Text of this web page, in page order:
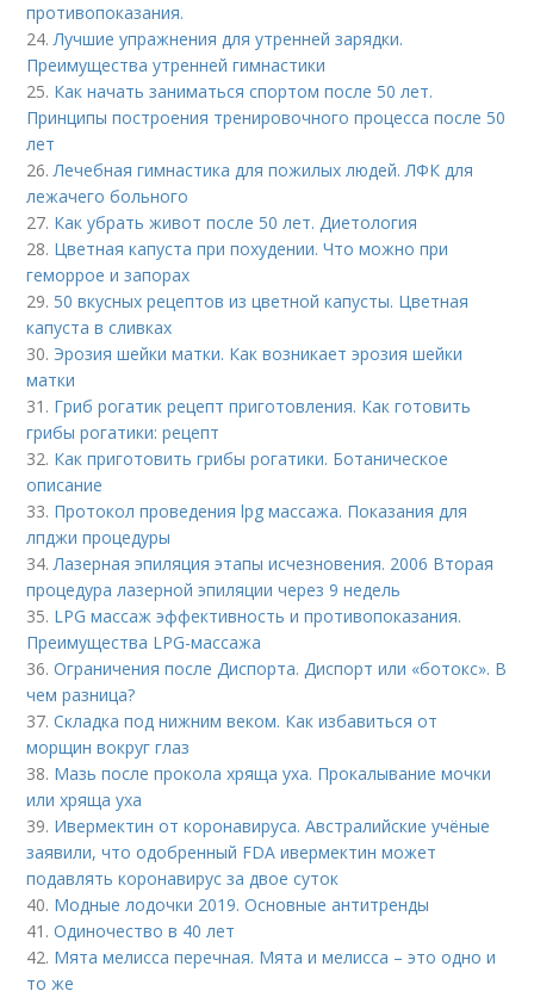
противопоказания.
24.Лучшие упражнения для утренней зарядки.
Преимущества утренней гимнастики
25. Как начать заниматься спортом после 50 лет.
Принципы построения тренировочного процесса после 50
лет
26.Лечебная гимнастика для пожилых людей. ЛФК для
лежачего больного
27. Как убрать живот после 50 лет. Диетология
28. Цветная капуста при похудении. Что можно при
геморрое и запорах
29. 50 вкусных рецептов из цветной капусты. Цветная
капуста в сливках
30. Эрозия шейки матки. Как возникает эрозия шейки
матки
31. Гриб рогатик рецепт приготовления. Как готовить
грибы рогатики: рецепт
32. Как приготовить грибы рогатики. Ботаническое
описание
33. Протокол проведения lpg массажа. Показания для
лпджи процедуры
34.Лазерная эпиляция этапы исчезновения. 2006 Вторая
процедура лазерной эпиляции через 9 недель
35. LPG массаж эффективность и противопоказания.
Преимущества LPG-массажа
36.Ограничения после Диспорта. Диспорт или «ботокс». В
чем разница?
37.Складка под нижним веком. Как избавиться от
морщин вокруг глаз
38. Мазь после прокола хряща уха. Прокалывание мочки
или хряща уха
39. Ивермектин от коронавируса. Австралийские учёные
заявили, что одобренный FDA ивермектин может
подавлять коронавирус за двое суток
40. Модные лодочки 2019. Основные антитренды
41.Одиночество в 40 лет
42. Мята мелисса перечная. Мята и мелисса – это одно и
то же